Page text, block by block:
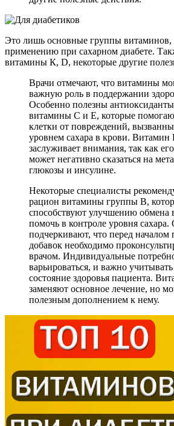
Это лишь основные группы витаминов,
применению при сахарном диабете.
витамины К, D, некоторые другие
Врачи отмечают, что витамины
важную роль в поддержании
Особенно полезны
витамины C и E, которые
клетки от повреждений,
уровнем сахара в крови. Витамин
заслуживает внимания, так как
может негативно сказаться на
глюкозы и инсулине.
Некоторые специалисты
рацион витамины группы B,
способствуют улучшению обмена
помочь в контроле уровня сахара.
подчеркивают, что перед
добавок необходимо
врачом. Индивидуальные
варьироваться, и важно
состояние здоровья пациента.
заменяют основное лечение, но
полезным дополнением к нему.